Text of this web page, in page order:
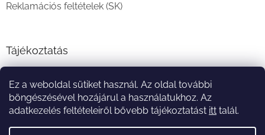
Ez a weboldal sütiket használ. Az oldal további
böngészésével hozájárul a használatukhoz. Az
adatkezelés feltételeiről bővebb tájékoztatást itt talál.
Reklamációs feltételek (SK)
Tájékoztatás
A vásárlás menete